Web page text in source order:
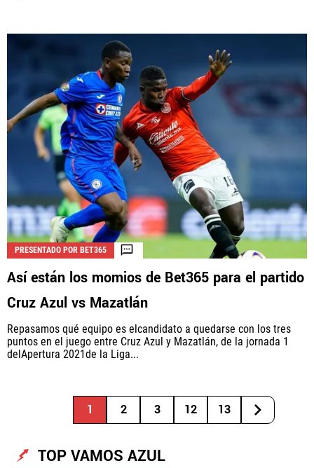
PRESENTADO POR BET365
Así están los momios de Bet365 para el partido
Cruz Azul vs Mazatlán
Repasamos qué equipo es elcandidato a quedarse con los tres
puntos en el juego entre Cruz Azul y Mazatlán, de la jornada 1
delApertura 2021de la Liga...
1 2 3 12 13
TOP VAMOS AZUL